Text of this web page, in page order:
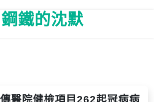
鋼鐵的沈默
醫院健檢項目262起冠病病